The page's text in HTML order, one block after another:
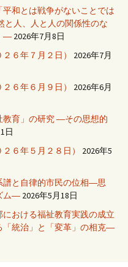
和とは戦争がないことでは
人、人と人の関係性のな
― 2026年7月8日
６年７月２日）
2026年7月
６年６月９日）
2026年6月
育」の研究 ―その思想的
日
６年５月２８日）
2026年5
と自律的市民の位相―思
ム― 2026年5月18日
おける福祉教育実践の成立
統治」と「変革」の相克―